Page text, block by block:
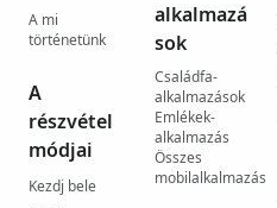
A mi
történetünk
A
részvétel
módjai
Kezdj bele
alkalmazá
sok
Családfa-
alkalmazások
Emlékek-
alkalmazás
Összes
mobilalkalmazás